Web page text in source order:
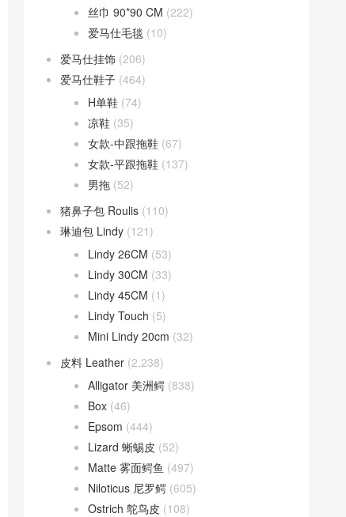
丝巾 90*90 CM (222)
爱马仕毛毯 (10)
爱马仕挂饰 (206)
爱马仕鞋子 (464)
H单鞋 (74)
凉鞋 (35)
女款-中跟拖鞋 (67)
女款-平跟拖鞋 (137)
男拖 (52)
猪鼻子包 Roulis (110)
琳迪包 Lindy (121)
Lindy 26CM (53)
Lindy 30CM (33)
Lindy 45CM (1)
Lindy Touch (5)
Mini Lindy 20cm (32)
皮料 Leather (2,238)
Alligator 美洲鳄 (838)
Box (46)
Epsom (444)
Lizard 蜥蜴皮 (52)
Matte 雾面鳄鱼 (497)
Niloticus 尼罗鳄 (605)
Ostrich 鸵鸟皮 (108)